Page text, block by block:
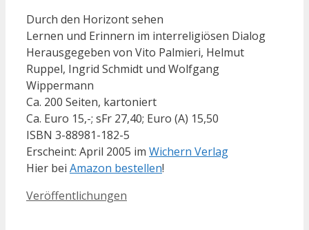
Durch den Horizont sehen
Lernen und Erinnern im interreligiösen Dialog
Herausgegeben von Vito Palmieri, Helmut
Ruppel, Ingrid Schmidt und Wolfgang
Wippermann
Ca. 200 Seiten, kartoniert
Ca. Euro 15,-; sFr 27,40; Euro (A) 15,50
ISBN 3-88981-182-5
Erscheint: April 2005 im Wichern Verlag
Hier bei Amazon bestellen!
Kategorien
Veröffentlichungen